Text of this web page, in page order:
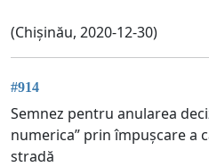
(Chișinău, 2020-12-30)
#914
Semnez pentru anularea
numerica” prin împușcare a
stradă